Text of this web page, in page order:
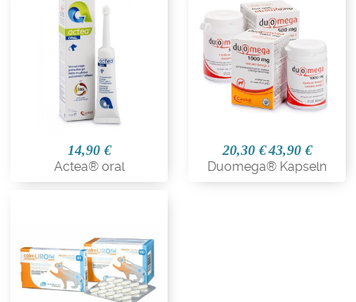
14,90 €
Actea® oral
20,30 €43,90 €
Duomega® Kapseln